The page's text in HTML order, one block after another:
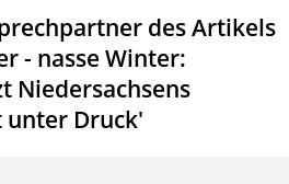
des Artikels
- nasse Winter:
Niedersachsens
unter Druck'